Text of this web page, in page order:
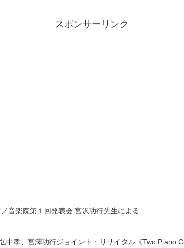
スポンサーリンク
音楽院第１回発表会 宮沢功行先生による
中孝、宮澤功行ジョイント・リサイタル《Two Piano